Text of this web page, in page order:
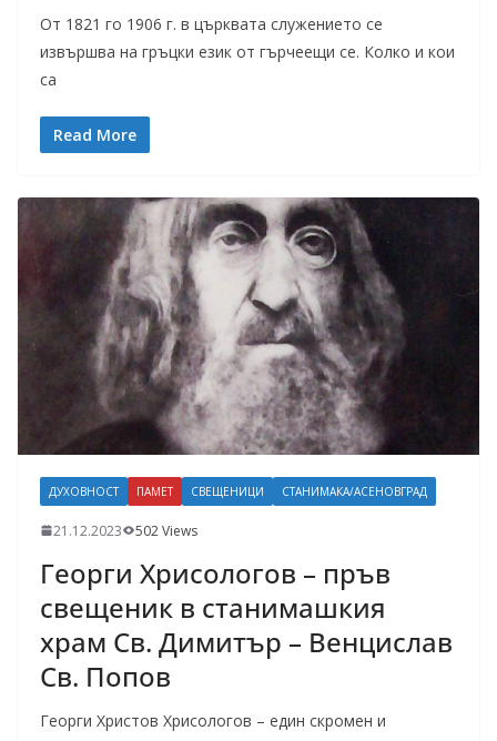
От 1821 го 1906 г. в църквата служението се
извършва на гръцки език от гърчеещи се. Колко и кои
са
Read More
ДУХОВНОСТ ПАМЕТ СВЕЩЕНИЦИ СТАНИМАКА/АСЕНОВГРАД
21.12.2023 502 Views
Георги Хрисологов – пръв
свещеник в станимашкия
храм Св. Димитър – Венцислав
Св. Попов
Георги Христов Хрисологов – един скромен и